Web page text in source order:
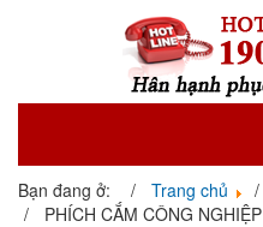
Bạn đang ở: Trang chủ
PHÍCH CẮM CÔNG